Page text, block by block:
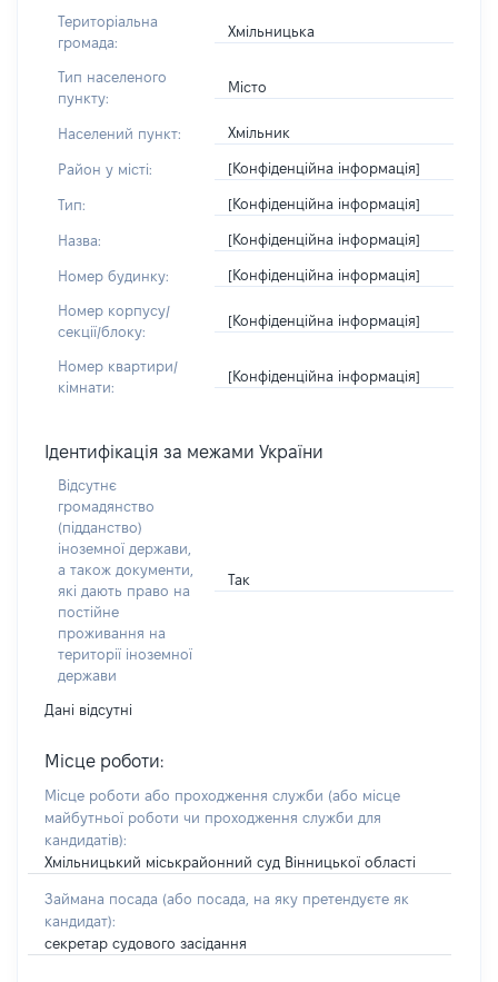
Територіальна
громада:
Хмільницька
Тип населеного
пункту:
Місто
Населений пункт: Хмільник
Район у місті: [Конфіденційна інформація]
Тип: [Конфіденційна інформація]
Назва: [Конфіденційна інформація]
Номер будинку: [Конфіденційна інформація]
Номер корпусу/
секції/блоку:
[Конфіденційна інформація]
Номер квартири/
кімнати:
[Конфіденційна інформація]
Ідентифікація за межами України
Відсутнє
громадянство
(підданство)
іноземної держави,
а також документи,
які дають право на
постійне
проживання на
території іноземної
держави
Так
Дані відсутні
Місце роботи:
Місце роботи або проходження служби (або місце
майбутньої роботи чи проходження служби для
кандидатів):
Хмільницький міськрайонний суд Вінницької області
Займана посада (або посада, на яку претендуєте як
кандидат):
секретар судового засідання